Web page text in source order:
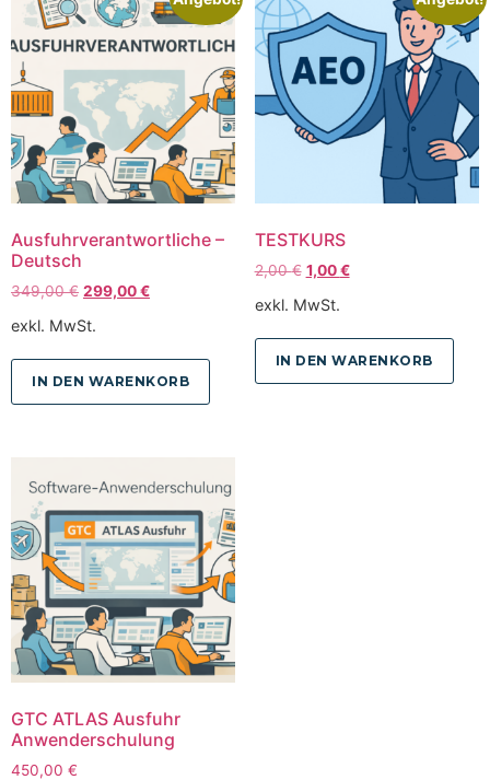
Ausfuhrverantwortliche –
Deutsch
349,00€ 299,00€
exkl. MwSt.
IN DEN WARENKORB
TESTKURS
2,00€ 1,00€
exkl. MwSt.
IN DEN WARENKORB
GTC ATLAS Ausfuhr
Anwenderschulung
450,00 €